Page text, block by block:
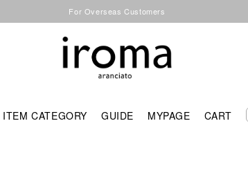
For Overseas Customers
ITEM CATEGORY GUIDE MYPAGE CART